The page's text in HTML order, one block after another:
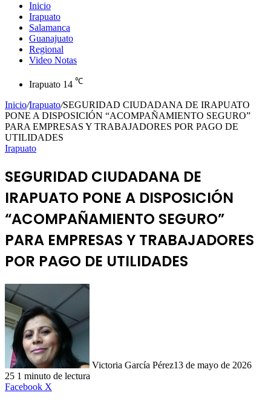
Inicio
Irapuato
Salamanca
Guanajuato
Regional
Video Notas
Irapuato 14 ℃
Inicio/Irapuato/SEGURIDAD CIUDADANA DE IRAPUATO
PONE A DISPOSICIÓN “ACOMPAÑAMIENTO SEGURO”
PARA EMPRESAS Y TRABAJADORES POR PAGO DE
UTILIDADES
Irapuato
SEGURIDAD CIUDADANA DE
IRAPUATO PONE A DISPOSICIÓN
“ACOMPAÑAMIENTO SEGURO”
PARA EMPRESAS Y TRABAJADORES
POR PAGO DE UTILIDADES
Victoria García Pérez13 de mayo de 2026
25 1 minuto de lectura
Facebook X